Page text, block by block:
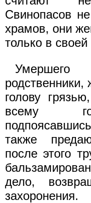
Свинопасов
храмов, они
только в своей
голову
всему
также
после этого
дело,
захоронения.